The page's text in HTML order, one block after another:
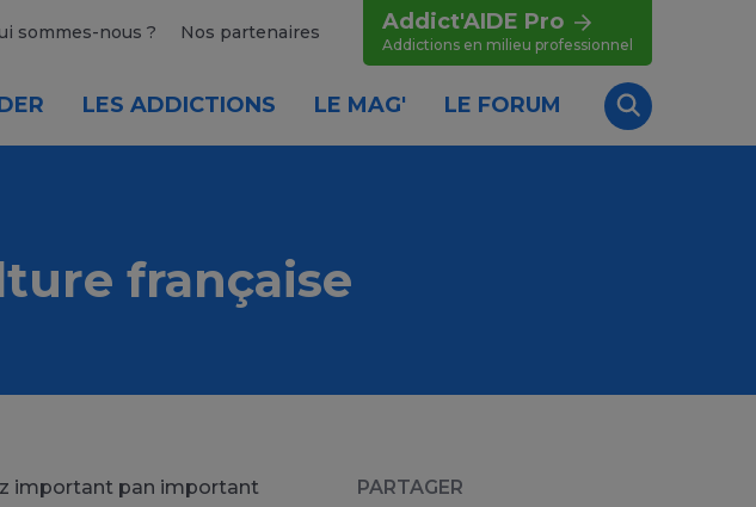
sommes-nous ? Nos partenaires Addict'AIDE Pro
Addictions en milieu professionnel
LES ADDICTIONS LE MAG' LE FORUM
Recherche
française
important pan important
PARTAGER